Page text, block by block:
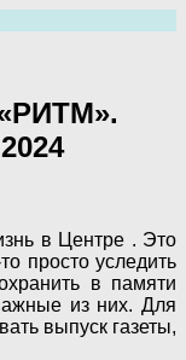
в Центре . Это
просто уследить
в памяти
из них. Для
выпуск газеты,